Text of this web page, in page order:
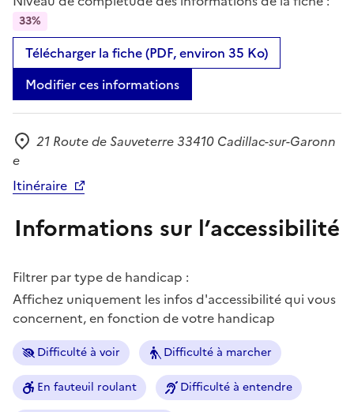
33%
Télécharger la fiche (PDF, environ 35 Ko)
Modifier ces informations
Adresse
21 Route de Sauveterre 33410 Cadillac-sur-Garonn
e
Itinéraire
Informations sur l’accessibilité
Filtrer par type de handicap :
Affichez uniquement les infos d'accessibilité qui vous
concernent, en fonction de votre handicap
Difficulté à voir Difficulté à marcher
En fauteuil roulant Difficulté à entendre